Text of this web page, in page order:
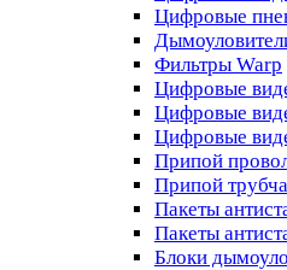
Цифровые
Фильтры Warp
Цифровые
Цифровые
Цифровые
Припой
Припой
Пакеты
Пакеты
Блоки